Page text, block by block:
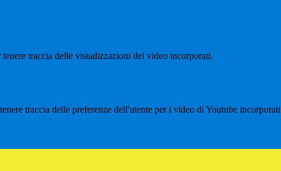
traccia delle visualizzazioni dei video incorporati.
traccia delle preferenze dell'utente per i video di Youtube